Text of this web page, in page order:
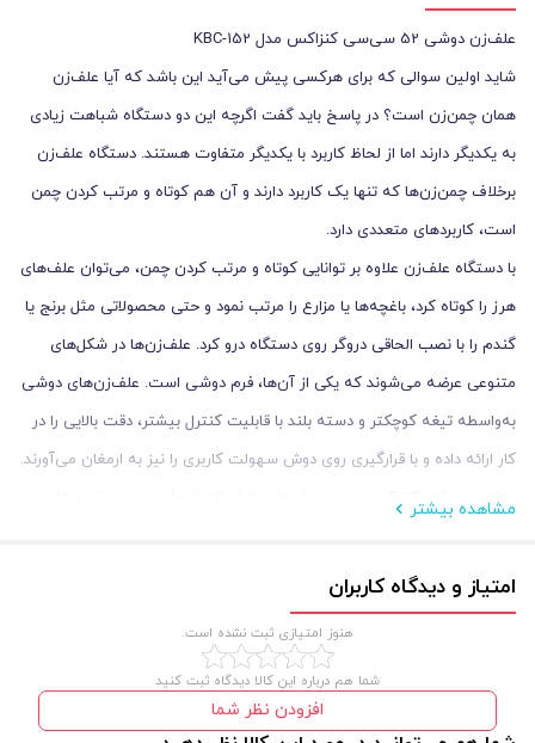
علف‌زن دوشی 52 سی‌سی کنزاکس مدل KBC-152
شاید اولین سوالی که برای هرکسی پیش می‌آید این باشد که آیا علف‌زن
همان چمن‌زن است؟ در پاسخ باید گفت اگرچه این دو دستگاه شباهت زیادی
به یکدیگر دارند اما از لحاظ کاربرد با یکدیگر متفاوت هستند. دستگاه علف‌زن
برخلاف چمن‌زن‌ها که تنها یک کاربرد دارند و آن هم کوتاه و مرتب کردن چمن
است، کاربرد‌های متعددی دارد.
با دستگاه علف‌زن علاوه بر توانایی کوتاه و مرتب کردن چمن، می‌توان علف‌های
هرز را کوتاه کرد، باغچه‌ها یا مزارع را مرتب نمود و حتی محصولاتی مثل برنج یا
گندم را با نصب الحاقی دروگر روی دستگاه درو کرد. علف‌زن‌ها در شکل‌های
متنوعی عرضه می‌شوند که یکی از آن‌ها، فرم دوشی است. علف‌زن‌های دوشی
به‌واسطه تیغه کوچکتر و دسته بلند با قابلیت کنترل بیشتر، دقت بالایی را در
کار ارائه داده و با قرارگیری روی دوش سهولت کاربری را نیز به ارمغان می‌آورند.
علف‌زن دوشی کنزاکس، ضمن برخورداری از استانداردهای معتبری از جمله
شایستگی‌های فنی بسیاری می‌باشد. این دستگاه با موتور قدرتمند میل‌لنگ
دار، علاوه بر انجام کارهای روزانه و سبک، مناسب کار در زمین‌ها و مزارع پهناور
نیز می‌باشد. در ساخت این دستگاه و مخصوصاً در قسمت موتور، از موادی با
بالاترین کیفیت استفاده شده تا طول عمر دستگاه و عملکرد بهینه و
رضایت‌بخش آن را تضمین نماید.
مشاهده بیشتر
امتیاز و دیدگاه کاربران
هنوز امتیازی ثبت نشده است.
شما هم درباره این کالا دیدگاه ثبت کنید
افزودن نظر شما